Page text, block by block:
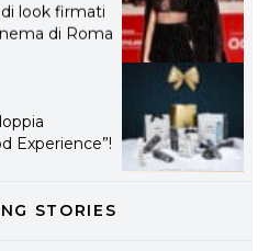
look firmati
di Roma
Experience”!
innovativa ed
STORIES